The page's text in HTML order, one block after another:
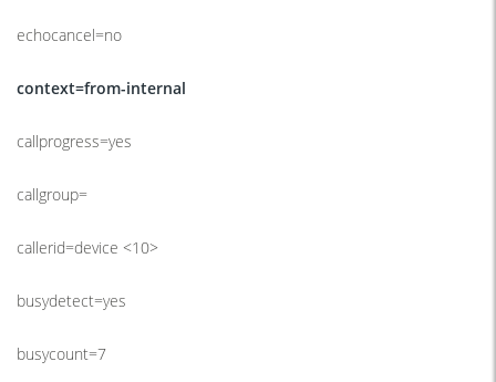
echocancel=no
context=from-internal
callprogress=yes
callgroup=
callerid=device <10>
busydetect=yes
busycount=7